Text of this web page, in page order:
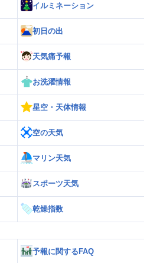
イルミネーション
初日の出
天気痛予報
お洗濯情報
星空・天体情報
空の天気
マリン天気
スポーツ天気
乾燥指数
予報に関するFAQ